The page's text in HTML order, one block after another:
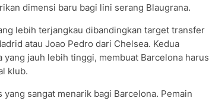
dimensi baru bagi lini serang Blaugrana.
lebih terjangkau dibandingkan target transfer
atau Joao Pedro dari Chelsea. Kedua
jauh lebih tinggi, membuat Barcelona harus
klub.
sangat menarik bagi Barcelona. Pemain